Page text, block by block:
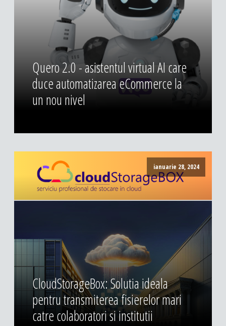
Quero 2.0 - asistentul virtual AI care
duce automatizarea eCommerce la
un nou nivel
ianuarie 28, 2024
CloudStorageBox: Solutia ideala
pentru transmiterea fisierelor mari
catre colaboratori si institutii